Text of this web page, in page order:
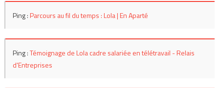
Ping :Parcours au fil du temps : Lola | En Aparté
Ping :Témoignage de Lola cadre salariée en télétravail - Relais
d'Entreprises